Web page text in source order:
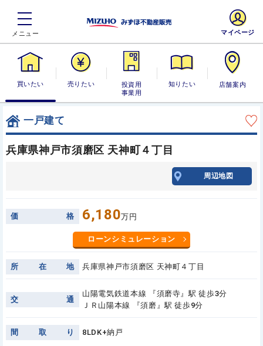
買いたい 売りたい
投資用・事業
用
知りたい 店舗案内
マイページ
一戸建て
兵庫県神戸市須磨区 天神町４丁目
周辺地図
価 格 6,180万円
ローンシミュレーション
所 在 地 兵庫県神戸市須磨区 天神町４丁目
交 通
山陽電気鉄道本線 『須磨寺』駅 徒歩3分
ＪＲ山陽本線 『須磨』駅 徒歩9分
間 取 り 8LDK+納戸